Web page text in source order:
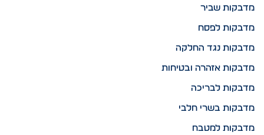
מדבקות שביר
מדבקות לפסח
מדבקות נגד החלקה
מדבקות אזהרה ובטיחות
מדבקות לבריכה
מדבקות בשרי חלבי
מדבקות למטבח